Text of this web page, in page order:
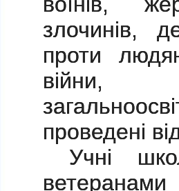
злочинів,
проти
війни,
проведені
Учні